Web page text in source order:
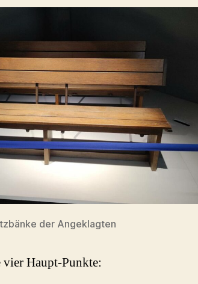
der Angeklagten
Haupt-Punkte: